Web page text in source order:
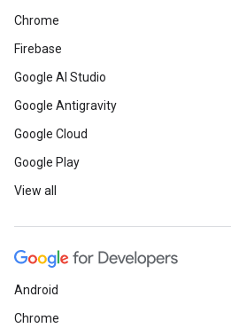
Chrome
Firebase
Google AI Studio
Google Antigravity
Google Cloud
Google Play
View all
Android
Chrome